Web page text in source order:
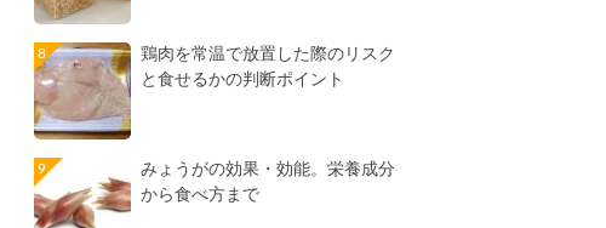
鶏肉を常温で放置した際のリスク
と食せるかの判断ポイント
みょうがの効果・効能。栄養成分
から食べ方まで